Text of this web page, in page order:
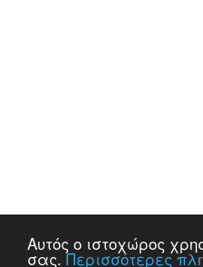
Αυτός ο ιστοχώρος
σας.Περισσότερες